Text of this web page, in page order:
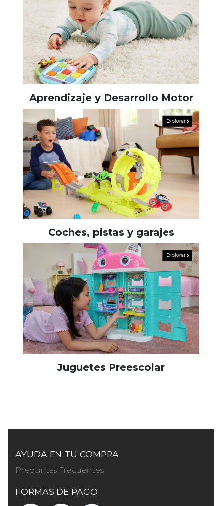
Aprendizaje y Desarrollo Motor
Coches, pistas y garajes
Juguetes Preescolar
AYUDA EN TU COMPRA
Preguntas Frecuentes
FORMAS DE PAGO